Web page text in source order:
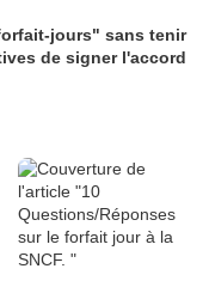
jours" sans tenir
de signer l'accord